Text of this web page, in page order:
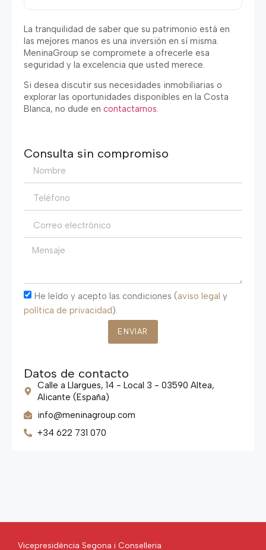
La tranquilidad de saber que su patrimonio está en
las mejores manos es una inversión en sí misma.
MeninaGroup se compromete a ofrecerle esa
seguridad y la excelencia que usted merece.
Si desea discutir sus necesidades inmobiliarias o
explorar las oportunidades disponibles en la Costa
Blanca, no dude en contactarnos.
Consulta sin compromiso
He leído y acepto las condiciones (aviso legal y
política de privacidad).
ENVIAR
Datos de contacto
Calle a Llargues, 14 - Local 3 - 03590 Altea,
Alicante (España)
info@meninagroup.com
+34 622 731 070
Vicepresidència Segona i Conselleria